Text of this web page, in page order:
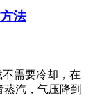
法
要冷却，在
，气压降到